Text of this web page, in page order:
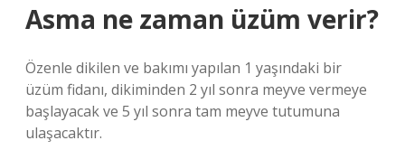
Asma ne zaman üzüm verir?
Özenle dikilen ve bakımı yapılan 1 yaşındaki bir
üzüm fidanı, dikiminden 2 yıl sonra meyve vermeye
başlayacak ve 5 yıl sonra tam meyve tutumuna
ulaşacaktır.